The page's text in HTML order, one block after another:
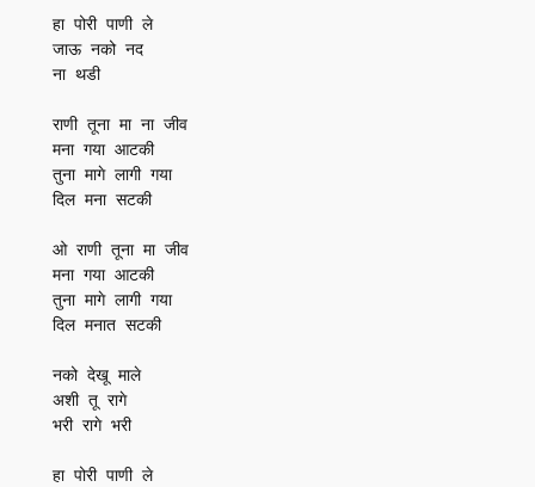
हा पोरी पाणी ले
जाऊ नको नद
ना थडी
राणी तूना मा ना जीव
मना गया आटकी
तुना मागे लागी गया
दिल मना सटकी
ओ राणी तूना मा जीव
मना गया आटकी
तुना मागे लागी गया
दिल मनात सटकी
नको देखू माले
अशी तू रागे
भरी रागे भरी
हा पोरी पाणी ले